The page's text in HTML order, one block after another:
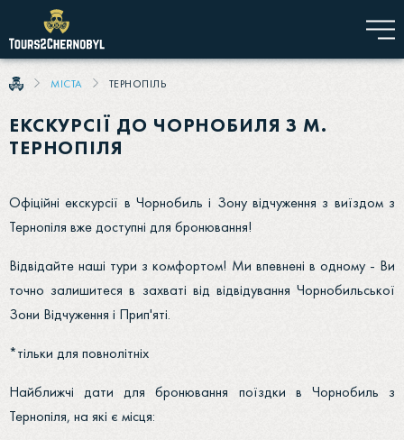
МІСТА ТЕРНОПІЛЬ
ЕКСКУРСІЇ ДО ЧОРНОБИЛЯ З М.
ТЕРНОПІЛЯ
Офіційні екскурсії в Чорнобиль і Зону відчуження з виїздом з
Тернопіля вже доступні для бронювання!
Відвідайте наші тури з комфортом! Ми впевнені в одному - Ви
точно залишитеся в захваті від відвідування Чорнобильської
Зони Відчуження і Прип'яті.
*тільки для повнолітніх
Найближчі дати для бронювання поїздки в Чорнобиль з
Тернопіля, на які є місця: